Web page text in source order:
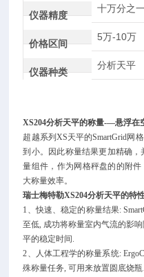
仪器精度
十万分之
价格区间
5万-10万
仪器种类
分析天平
XS204分析天平的称量-—悬浮在
超越系列XS天平的SmartGrid网
到小。因此称量结果更加精确，
量组件，作为网格秤盘的的附
大称量效率。
瑞士梅特勒XS204分析天平的特
1、快速、稳定的称量结果:
至低, 成功将称量室内气流的影
平的稳定时间.
2、人体工程学的称量系统:
殊称量任务, 可用来放置圆底烧